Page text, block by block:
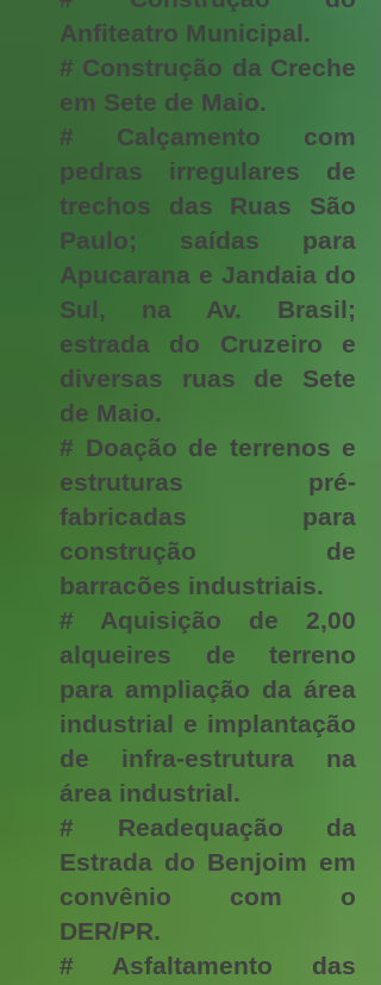
Anfiteatro Municipal.
# Construção da Creche
em Sete de Maio.
# Calçamento com
pedras irregulares de
trechos das Ruas São
Paulo; saídas para
Apucarana e Jandaia do
Sul, na Av. Brasil;
estrada do Cruzeiro e
diversas ruas de Sete
de Maio.
# Doação de terrenos e
estruturas pré-
fabricadas para
construção de
barracões industriais.
# Aquisição de 2,00
alqueires de terreno
para ampliação da área
industrial e implantação
de infra-estrutura na
área industrial.
# Readequação da
Estrada do Benjoim em
convênio com o
DER/PR.
# Asfaltamento das